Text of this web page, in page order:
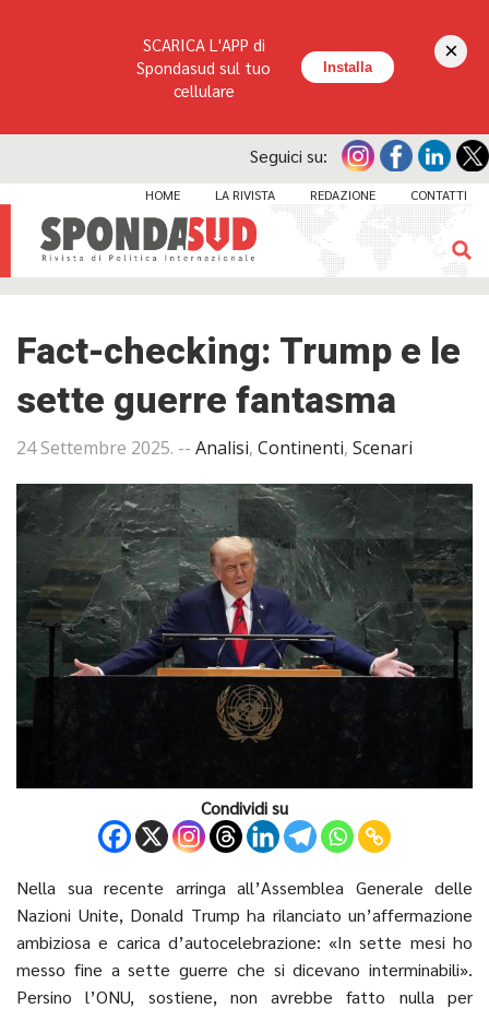
Seguici su:
HOME LA RIVISTA REDAZIONE CONTATTI
Fact-checking: Trump e le
sette guerre fantasma
24 Settembre 2025. -- Analisi, Continenti, Scenari
Condividi su
Nella sua recente arringa all’Assemblea Generale delle
Nazioni Unite, Donald Trump ha rilanciato un’affermazione
ambiziosa e carica d’autocelebrazione: «In sette mesi ho
messo fine a sette guerre che si dicevano interminabili».
Persino l’ONU, sostiene, non avrebbe fatto nulla per
SCARICA L'APP di
Spondasud sul tuo
cellulare
Installa
×